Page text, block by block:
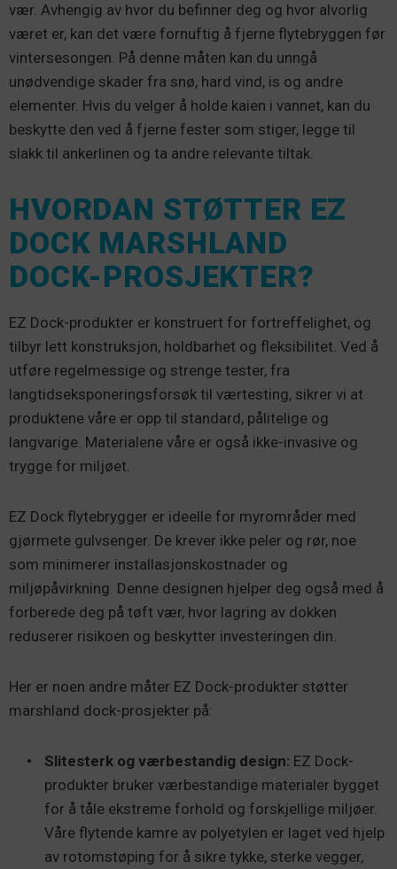
vær. Avhengig av hvor du befinner deg og hvor alvorlig
været er, kan det være fornuftig å fjerne flytebryggen før
vintersesongen. På denne måten kan du unngå
unødvendige skader fra snø, hard vind, is og andre
elementer. Hvis du velger å holde kaien i vannet, kan du
beskytte den ved å fjerne fester som stiger, legge til
slakk til ankerlinen og ta andre relevante tiltak.
HVORDAN STØTTER EZ
DOCK MARSHLAND
DOCK-PROSJEKTER?
EZ Dock-produkter er konstruert for fortreffelighet, og
tilbyr lett konstruksjon, holdbarhet og fleksibilitet. Ved å
utføre regelmessige og strenge tester, fra
langtidseksponeringsforsøk til værtesting, sikrer vi at
produktene våre er opp til standard, pålitelige og
langvarige. Materialene våre er også ikke-invasive og
trygge for miljøet.
EZ Dock flytebrygger er ideelle for myrområder med
gjørmete gulvsenger. De krever ikke peler og rør, noe
som minimerer installasjonskostnader og
miljøpåvirkning. Denne designen hjelper deg også med å
forberede deg på tøft vær, hvor lagring av dokken
reduserer risikoen og beskytter investeringen din.
Her er noen andre måter EZ Dock-produkter støtter
marshland dock-prosjekter på:
Slitesterk og værbestandig design: EZ Dock-
produkter bruker værbestandige materialer bygget
for å tåle ekstreme forhold og forskjellige miljøer.
Våre flytende kamre av polyetylen er laget ved hjelp
av rotomstøping for å sikre tykke, sterke vegger,